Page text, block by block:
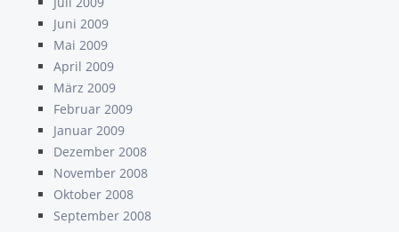
Juni 2009
Mai 2009
April 2009
März 2009
Februar 2009
Januar 2009
Dezember 2008
November 2008
Oktober 2008
September 2008